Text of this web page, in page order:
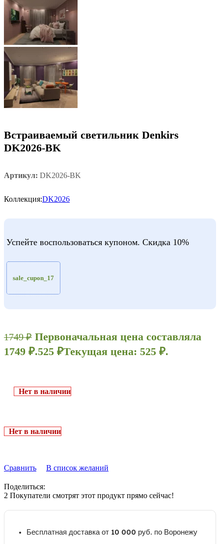
Встраиваемый светильник Denkirs
DK2026-BK
Артикул: DK2026-BK
Коллекция:DK2026
Успейте воспользоваться купоном. Скидка 10%
sale_cupon_17
1749₽ Первоначальная цена составляла
1749 ₽.525 ₽Текущая цена: 525 ₽.
Нет в наличии
Нет в наличии
Сравнить В список желаний
Поделиться:
2 Покупатели смотрят этот продукт прямо сейчас!
Бесплатная доставка от 10 000 руб. по Воронежу